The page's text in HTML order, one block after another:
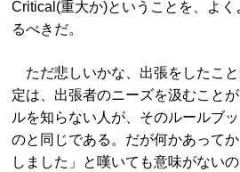
Critical(重大か)ということを、よ
るべきだ。
ただ悲しいかな、出張をしたこ
定は、出張者のニーズを汲むこと
ルを知らない人が、そのルールブ
のと同じである。だが何かあって
しました」と嘆いても意味がない